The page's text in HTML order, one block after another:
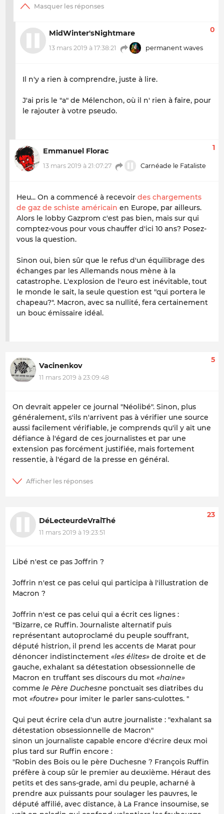
MidWinter'sNightmare
13 mars 2019 à 17:38:21 permanent waves
0
Il n'y a rien à comprendre, juste à lire.
J'ai pris le "a" de Mélenchon, où il n' rien à faire, pour
le rajouter à votre pseudo.
Emmanuel Florac
13 mars 2019 à 21:07:27 Carnéade le Fataliste
1
Heu... On a commencé à recevoir des chargements
de gaz de schiste américain en Europe, par ailleurs.
Alors le lobby Gazprom c'est pas bien, mais sur qui
comptez-vous pour vous chauffer d'ici 10 ans? Posez-
vous la question.
Sinon oui, bien sûr que le refus d'un équilibrage des
échanges par les Allemands nous mène à la
catastrophe. L'explosion de l'euro est inévitable, tout
le monde le sait, la seule question est "qui portera le
chapeau?". Macron, avec sa nullité, fera certainement
un bouc émissaire idéal.
Vacinenkov
11 mars 2019 à 23:09:48
5
On devrait appeler ce journal "Néolibé". Sinon, plus
généralement, s'ils n'arrivent pas à vérifier une source
aussi facilement vérifiable, je comprends qu'il y ait une
défiance à l'égard de ces journalistes et par une
extension pas forcément justifiée, mais fortement
ressentie, à l'égard de la presse en général.
DéLecteurdeVraiThé
11 mars 2019 à 19:23:51
23
Libé n'est ce pas Joffrin ?
Joffrin n'est ce pas celui qui participa à l'illustration de
Macron ?
Joffrin n'est ce pas celui qui a écrit ces lignes :
"Bizarre, ce Ruffin. Journaliste alternatif puis
représentant autoproclamé du peuple souffrant,
député histrion, il prend les accents de Marat pour
dénoncer indistinctement «les élites» de droite et de
gauche, exhalant sa détestation obsessionnelle de
Macron en truffant ses discours du mot «haine»
comme le Père Duchesne ponctuait ses diatribes du
mot «foutre» pour imiter le parler sans-culottes. "
Qui peut écrire cela d'un autre journaliste : "exhalant sa
détestation obsessionnelle de Macron"
sinon un journaliste capable encore d'écrire deux moi
plus tard sur Ruffin encore :
"Robin des Bois ou le père Duchesne ? François Ruffin
préfère à coup sûr le premier au deuxième. Héraut des
petits et des sans-grade, ami du peuple, acharné à
prendre aux puissants pour soulager les pauvres, le
député affilié, avec distance, à La France insoumise, se